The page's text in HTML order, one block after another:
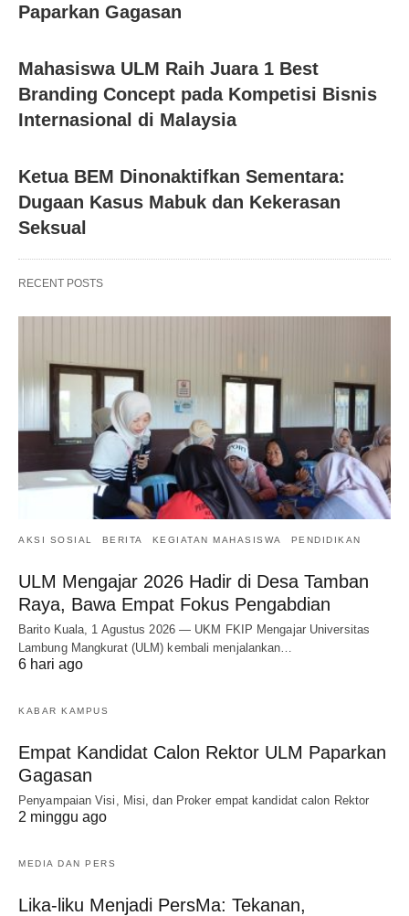
Paparkan Gagasan
Mahasiswa ULM Raih Juara 1 Best
Branding Concept pada Kompetisi Bisnis
Internasional di Malaysia
Ketua BEM Dinonaktifkan Sementara:
Dugaan Kasus Mabuk dan Kekerasan
Seksual
RECENT POSTS
AKSI SOSIAL BERITA KEGIATAN MAHASISWA PENDIDIKAN
ULM Mengajar 2026 Hadir di Desa Tamban
Raya, Bawa Empat Fokus Pengabdian
Barito Kuala, 1 Agustus 2026 — UKM FKIP Mengajar Universitas
Lambung Mangkurat (ULM) kembali menjalankan…
6 hari ago
KABAR KAMPUS
Empat Kandidat Calon Rektor ULM Paparkan
Gagasan
Penyampaian Visi, Misi, dan Proker empat kandidat calon Rektor
2 minggu ago
MEDIA DAN PERS
Lika-liku Menjadi PersMa: Tekanan,